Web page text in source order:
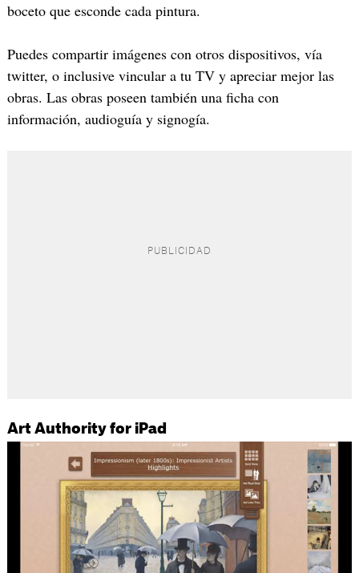
boceto que esconde cada pintura.
Puedes compartir imágenes con otros dispositivos, vía
twitter, o inclusive vincular a tu TV y apreciar mejor las
obras. Las obras poseen también una ficha con
información, audioguía y signogía.
Art Authority for iPad